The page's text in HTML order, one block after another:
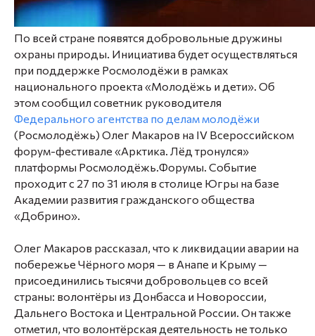
По всей стране появятся добровольные дружины
охраны природы. Инициатива будет осуществляться
при поддержке Росмолодёжи в рамках
национального проекта «Молодёжь и дети». Об
этом сообщил советник руководителя
Федерального агентства по делам молодёжи
(Росмолодёжь) Олег Макаров на IV Всероссийском
форум-фестивале «Арктика. Лёд тронулся»
платформы Росмолодёжь.Форумы. Событие
проходит с 27 по 31 июля в столице Югры на базе
Академии развития гражданского общества
«Добрино».
Олег Макаров рассказал, что к ликвидации аварии на
побережье Чёрного моря — в Анапе и Крыму —
присоединились тысячи добровольцев со всей
страны: волонтёры из Донбасса и Новороссии,
Дальнего Востока и Центральной России. Он также
отметил, что волонтёрская деятельность не только